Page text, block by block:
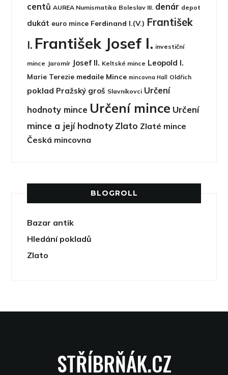
centů AUREA Numismatika Boleslav III. denár depot
dukát euro mince Ferdinand I.(V.) František
I. František Josef I. investiční
mince Jaromír Josef II. Keltské mince Leopold I.
Marie Terezie medaile Mince mincovna Hall Oldřich
poklad Pražský groš Slavníkovci Určení
hodnoty mince Určení mince Určení
mince a její hodnoty Zlato Zlaté mince
Česká mincovna
BLOGROLL
Bazar antik
Hledání pokladů
Zlato
STŘÍBRŇÁK.CZ